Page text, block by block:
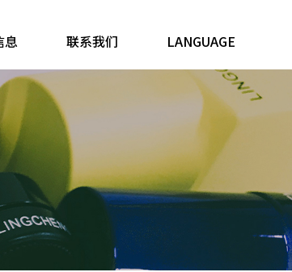
息 联系我们 LANGUAGE